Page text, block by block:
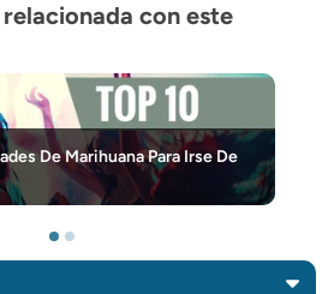
con este
De Marihuana Para Irse De